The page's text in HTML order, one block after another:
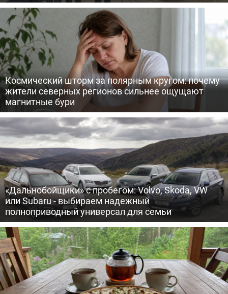
Космический шторм за полярным кругом: почему
жители северных регионов сильнее ощущают
магнитные бури
«Дальнобойщики» с пробегом: Volvo, Skoda, VW
или Subaru - выбираем надежный
полноприводный универсал для семьи